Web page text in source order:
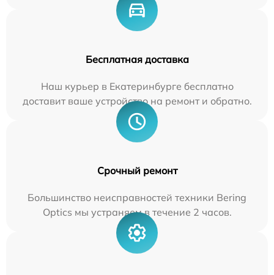
Бесплатная доставка
Наш курьер в Екатеринбурге бесплатно
доставит ваше устройство на ремонт и обратно.
Срочный ремонт
Большинство неисправностей техники Bering
Optics мы устраняем в течение 2 часов.